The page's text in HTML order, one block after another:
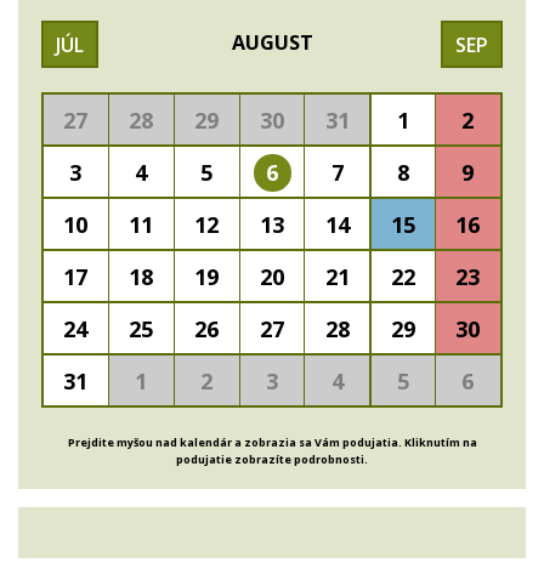
AUGUST
JÚL SEP
27 28 29 30 31 1
2
3
4 5 6 7 8
9
10
11 12 13 14 15
16
17
18 19 20 21 22
23
24
25 26 27 28 29
30
31
1 2 3 4 5 6
Prejdite myšou nad kalendár a zobrazia sa Vám podujatia. Kliknutím na
podujatie zobrazíte podrobnosti.